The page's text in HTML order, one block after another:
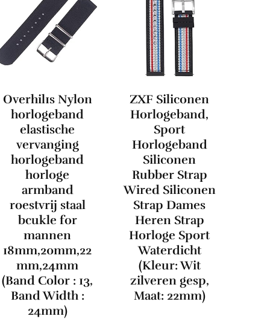
Overhil1s Nylon
horlogeband
elastische
vervanging
horlogeband
horloge
armband
roestvrij staal
bcukle for
mannen
18mm,20mm,22
mm,24mm
(Band Color : 13,
Band Width :
24mm)
ZXF Siliconen
Horlogeband,
Sport
Horlogeband
Siliconen
Rubber Strap
Wired Siliconen
Strap Dames
Heren Strap
Horloge Sport
Waterdicht
(Kleur: Wit
zilveren gesp,
Maat: 22mm)